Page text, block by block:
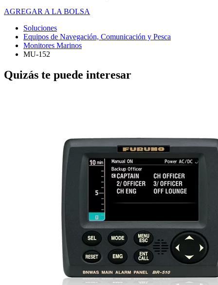
AGREGAR A LA BOLSA
Soluciones
Equipos de Navegación, Comunicación y Pesca
Monitores Marinos
MU-152
Quizás te puede interesar